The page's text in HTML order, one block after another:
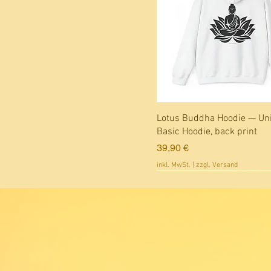
Schnellansicht
Lotus Buddha Hoodie —
Basic Hoodie, back print
Preis
39,90 €
inkl. MwSt. zzgl. Versand